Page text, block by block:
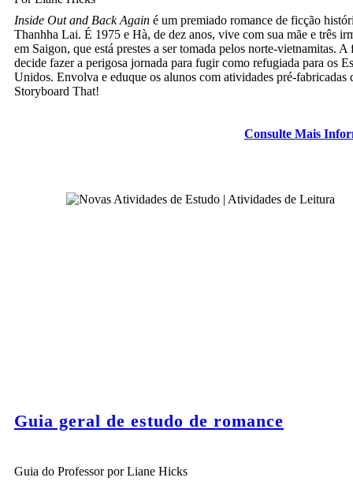
Inside Out and Back Again é um premiado romance de ficção
Thanhha Lai. É 1975 e Hà, de dez anos, vive com sua mãe e três
em Saigon, que está prestes a ser tomada pelos norte-vietnamitas. A
decide fazer a perigosa jornada para fugir como refugiada para os
Unidos. Envolva e eduque os alunos com atividades pré-fabricadas
Storyboard That!
Consulte Mais
Guia geral de estudo de romance
Guia do Professor por Liane Hicks